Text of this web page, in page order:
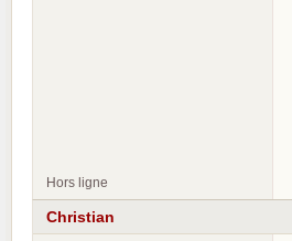
Hors ligne
Christian